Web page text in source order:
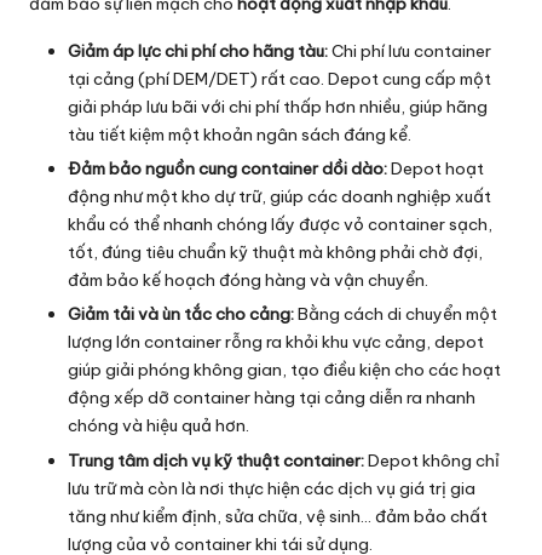
Giảm áp lực chi phí cho hãng tàu:Chi phí lưu container
tại cảng (phí DEM/DET) rất cao. Depot cung cấp một
giải pháp lưu bãi với chi phí thấp hơn nhiều, giúp hãng
tàu tiết kiệm một khoản ngân sách đáng kể.
Đảm bảo nguồn cung container dồi dào:Depot hoạt
động như một kho dự trữ, giúp các doanh nghiệp xuất
khẩu có thể nhanh chóng lấy được vỏ container sạch,
tốt, đúng tiêu chuẩn kỹ thuật mà không phải chờ đợi,
đảm bảo kế hoạch đóng hàng và vận chuyển.
Giảm tải và ùn tắc cho cảng:Bằng cách di chuyển một
lượng lớn container rỗng ra khỏi khu vực cảng, depot
giúp giải phóng không gian, tạo điều kiện cho các hoạt
động xếp dỡ container hàng tại cảng diễn ra nhanh
chóng và hiệu quả hơn.
Trung tâm dịch vụ kỹ thuật container:Depot không chỉ
lưu trữ mà còn là nơi thực hiện các dịch vụ giá trị gia
tăng như kiểm định, sửa chữa, vệ sinh… đảm bảo chất
lượng của vỏ container khi tái sử dụng.